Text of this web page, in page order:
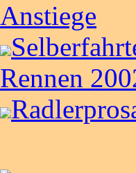
Anstiege
Rennen